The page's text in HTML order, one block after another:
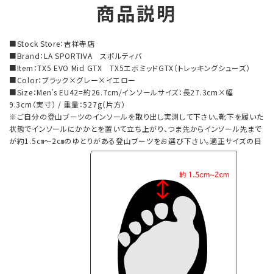
商品説明
■Stock Store：吉祥寺店
■Brand：LA SPORTIVA スポルティバ
■Item：TX5 EVO Mid GTX TX5エボミッドGTX（トレッキングシューズ）
■Color：ブラック×グレー×イエロー
■Size：Men’s EU42=約26.7cm/インソールサイズ：長27.3cm×幅
9.3cm（実寸） / 重量：527g（片方）
※ご自分の登山ブーツのインソールを取り出し実測して下さい。靴下を履いた
状態でインソールにかかとを置いて立ち上がり、つま先からインソール先まで
が約1.5㎝～2㎝のゆとりがある登山ブーツをお選び下さい。適正サイズの目